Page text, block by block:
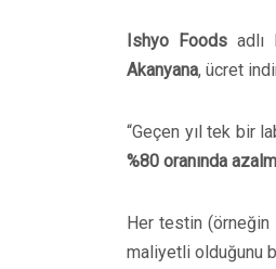
Ishyo Foods
Akanyana, ücret
“Geçen yıl tek bir
%80 oranında
Her testin (örneğin
maliyetli olduğunu